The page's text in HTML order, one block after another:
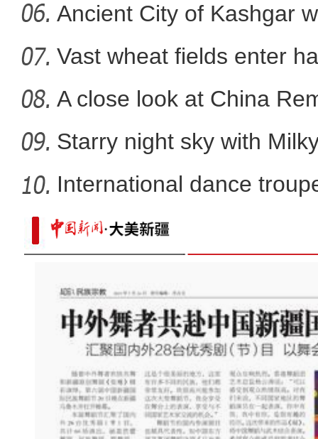
新疆拜城县：冬小麦出
Ancient City of Kashgar
Vast wheat fields enter
A close look at China
Starry night sky with
International dance